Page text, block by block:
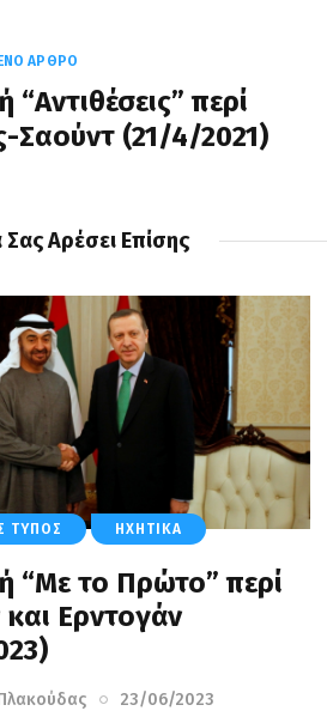
ΆΡΘΡΟ
περί
Σαούντ (21/4/2021)
Αρέσει Επίσης
ΤΎΠΟΣ ΗΧΗΤΙΚΆ
“Με το Πρώτο” περί
Ερντογάν
23/06/2023